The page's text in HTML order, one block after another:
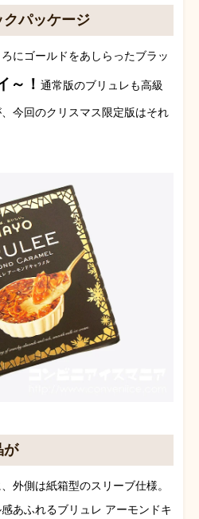
パッケージ
にゴールドをあしらったブラッ
～！ 通常版のブリュレも高級
今回のクリスマス限定版はそれ
が
外側は紙箱型のスリーブ仕様。
あふれるブリュレ アーモンドキ